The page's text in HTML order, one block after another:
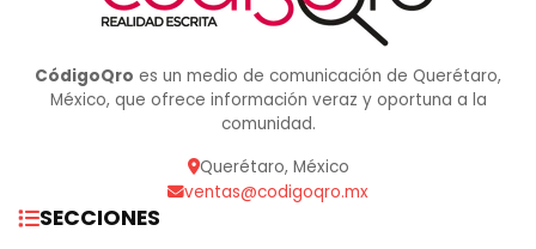
CódigoQro es un medio de comunicación de Querétaro,
México, que ofrece información veraz y oportuna a la
comunidad.
Querétaro, México
ventas@codigoqro.mx
SECCIONES